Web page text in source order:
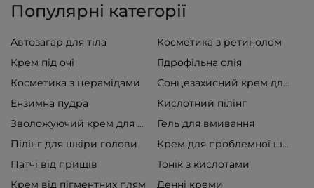
Популярні категорії
Автозагар для тіла
Косметика з ретинолом
Крем під очі
Гідрофільна олія
Косметика з церамідами
Сонцезахисний крем для обличчя
Ензимна пудра Кислотний пілінг
Зволожуючий крем для обличчя
Гель для вмивання
Пілінг для шкіри голови
Крем для проблемної шкіри
Патчі від прищів
Тонік з кислотами
Крем від пігментних плям
Денні креми